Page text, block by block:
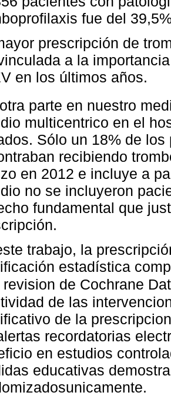
fue del
prescripción de
a la
en los últimos años.
parte en nuestro
multicentrico en el
Sólo un 18% de
recibiendo
en 2012 e incluye a
no se incluyeron
fundamental que
trabajo, la
estadística
revision de Cochrane
de las
de la
recordatorias
en estudios
educativas